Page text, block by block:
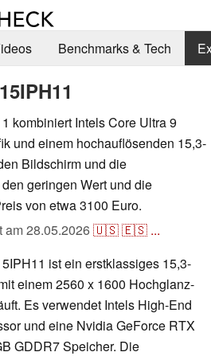
Benchmarks & Tech
kombiniert Intels Core Ultra 9
und einem hochauflösenden 15,3-
Bildschirm und die
geringen Wert und die
von etwa 3100 Euro.
am28.05.2026🇺🇸🇪🇸 ...
ist ein erstklassiges 15,3-
einem 2560 x 1600 Hochglanz-
Es verwendet Intels High-End
und eine Nvidia GeForce RTX
GDDR7 Speicher. Die